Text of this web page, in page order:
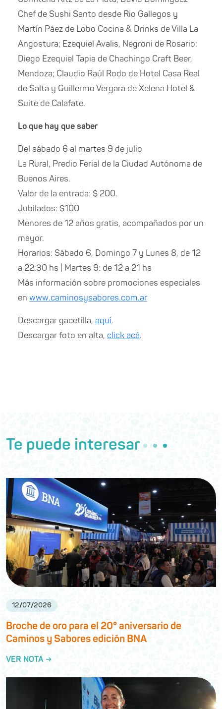
Chef de Sushi Santo desde Rio Gallegos y
Martín Páez de Lobo Cocina & Drinks de Villa La
Angostura; Ezequiel Avalis, Negroni de Rosario;
Diego Ezequiel Tapia de Chachingo Craft Beer,
Mendoza; Claudio Raúl Rodo de Hotel Casa Real
de Salta y Guillermo Vergara de Xelena Hotel &
Suite de Calafate.
Lo que hay que saber
Del sábado 6 al martes 9 de julio
La Rural, Predio Ferial de la Ciudad Autónoma de
Buenos Aires.
Valor de la entrada: $ 200.
Jubilados: $100
Menores de 12 años gratis, acompañados por un
mayor.
Horarios: Sábado 6, Domingo 7 y Lunes 8, de 12
a 22:30 hs | Martes 9: de 12 a 21 hs
Más información sobre promociones especiales
en www.caminosysabores.com.ar
Descargar gacetilla, aquí.
Descargar foto en alta, click acá.
Te puede interesar
12/07/2026
Broche de oro para el 20° aniversario de
Caminos y Sabores edición BNA
VER NOTA →